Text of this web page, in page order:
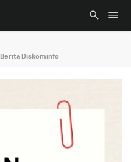
Berita Diskominfo